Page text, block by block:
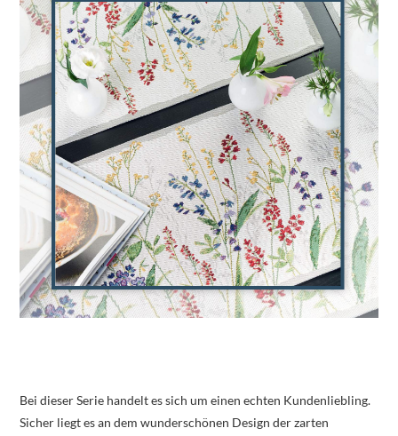
Bei dieser Serie handelt es sich um einen echten Kundenliebling.
Sicher liegt es an dem wunderschönen Design der zarten